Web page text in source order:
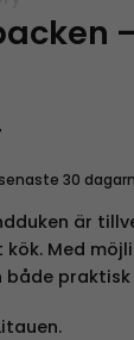
30
är
kök. Med
både